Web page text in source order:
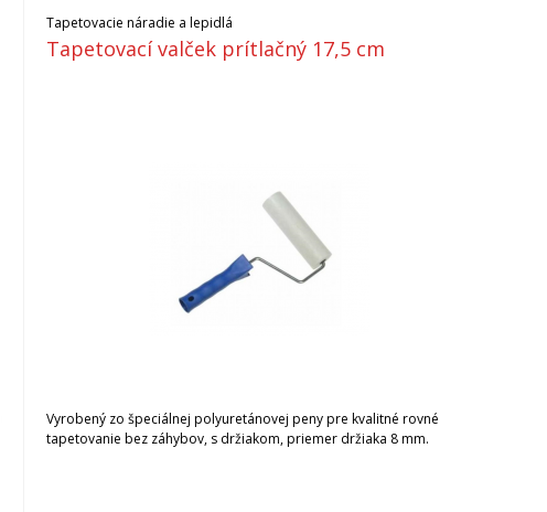
Tapetovacie náradie a lepidlá
Tapetovací valček prítlačný 17,5 cm
Vyrobený zo špeciálnej polyuretánovej peny pre kvalitné rovné
tapetovanie bez záhybov, s držiakom, priemer držiaka 8 mm.